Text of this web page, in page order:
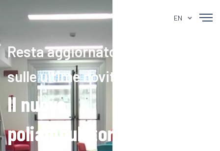
EN
Resta aggiornato
sulle ultime novità
Il nuovo
poliambulatorio